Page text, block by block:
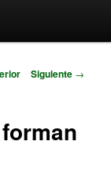
de artículos
Siguiente →